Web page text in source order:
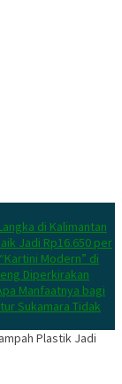
di Kalimantan
Jadi Rp16.650 per
Modern” di
Diperkirakan
Manfaatnya bagi
Sukamara Tidak
Plastik Jadi